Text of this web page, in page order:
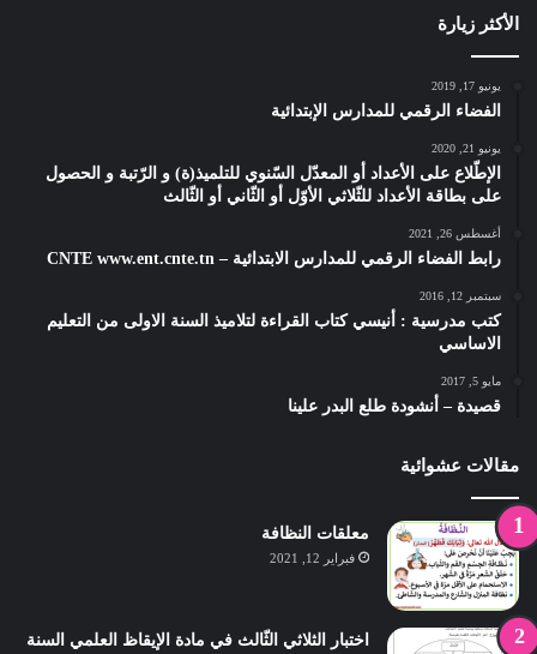
الأكثر زيارة
يونيو 17, 2019
الفضاء الرقمي للمدارس الإبتدائية
يونيو 21, 2020
الإطّلاع على الأعداد أو المعدّل السّنوي للتلميذ(ة) و الرّتبة و الحصول
على بطاقة الأعداد للثّلاثي الأوّل أو الثّاني أو الثّالث
أغسطس 26, 2021
رابط الفضاء الرقمي للمدارس الابتدائية – CNTE www.ent.cnte.tn
سبتمبر 12, 2016
كتب مدرسية : أنيسي كتاب القراءة لتلاميذ السنة الاولى من التعليم
الاساسي
مايو 5, 2017
قصيدة – أنشودة طلع البدر علينا
مقالات عشوائية
معلقات النظافة
فبراير 12, 2021
اختبار الثلاثي الثّالث في مادة الإيقاظ العلمي السنة